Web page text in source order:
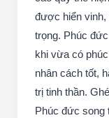
được hiển
trọng. Phúc
khi vừa có
nhân cách tốt,
trị tinh thần.
Phúc đức song